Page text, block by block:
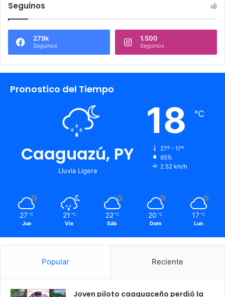
Seguinos
279k
Seguinos
1.500
Seguinos
Pronostico del Tiempo
Caaguazú, PY
Lluvia Ligera
18 ℃
27º - 17º
95%
2.52 km/h
27 ℃
Jue
21 ℃
Vie
22 ℃
Sáb
20 ℃
Dom
17 ℃
Lun
Popular Reciente
Joven piloto caaguaceño perdió la